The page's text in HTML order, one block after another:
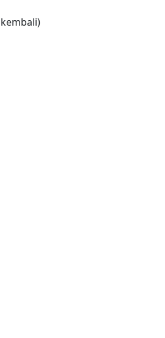
kembali)